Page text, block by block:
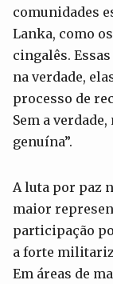
comunidades
Lanka, como
cingalês.
na verdade,
processo de
Sem a
genuína”.
A luta por paz
maior
participação
a forte
Em áreas de